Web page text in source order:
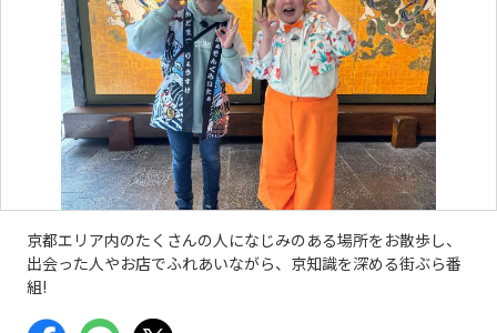
京都エリア内のたくさんの人になじみのある場所をお散歩し、
出会った人やお店でふれあいながら、京知識を深める街ぶら番
組!